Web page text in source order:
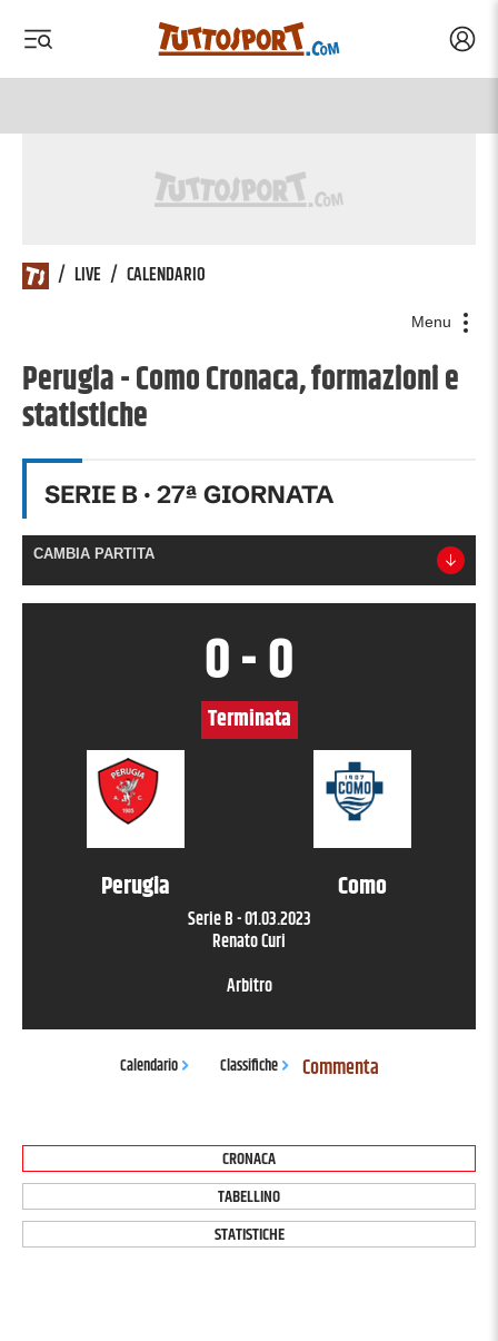
/ LIVE / CALENDARIO
Menu
Perugia - Como Cronaca, formazioni e
statistiche
SERIE B · 27ª GIORNATA
CAMBIA PARTITA
Perugia Como
0-0
Terminata
Serie B-01.03.2023
Renato Curi
Arbitro
Calendario Classifiche Commenta
CRONACA
TABELLINO
STATISTICHE